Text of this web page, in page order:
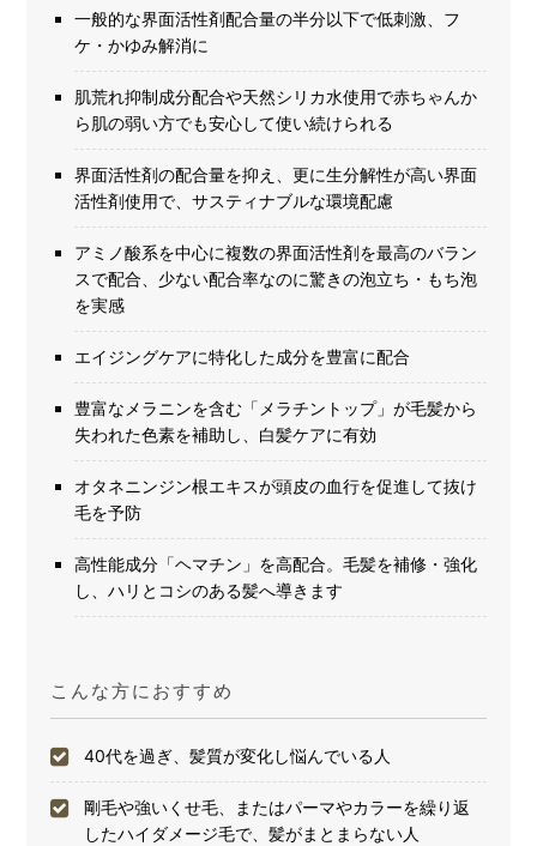
一般的な界面活性剤配合量の半分以下で低刺激、フ
ケ・かゆみ解消に
肌荒れ抑制成分配合や天然シリカ水使用で赤ちゃんか
ら肌の弱い方でも安心して使い続けられる
界面活性剤の配合量を抑え、更に生分解性が高い界面
活性剤使用で、サスティナブルな環境配慮
アミノ酸系を中心に複数の界面活性剤を最高のバラン
スで配合、少ない配合率なのに驚きの泡立ち・もち泡
を実感
エイジングケアに特化した成分を豊富に配合
豊富なメラニンを含む「メラチントップ」が毛髪から
失われた色素を補助し、白髪ケアに有効
オタネニンジン根エキスが頭皮の血行を促進して抜け
毛を予防
高性能成分「ヘマチン」を高配合。毛髪を補修・強化
し、ハリとコシのある髪へ導きます
こんな方におすすめ
40代を過ぎ、髪質が変化し悩んでいる人
剛毛や強いくせ毛、またはパーマやカラーを繰り返
したハイダメージ毛で、髪がまとまらない人